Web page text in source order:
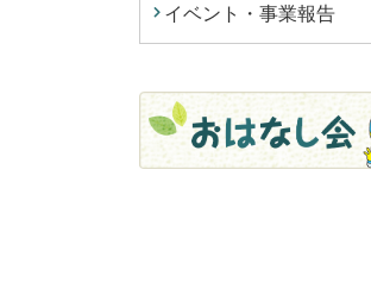
イベント・事業報告